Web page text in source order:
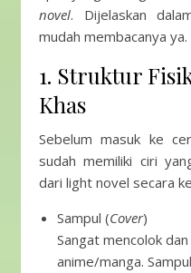
novel. Dijelaskan
mudah membacanya ya.
1. Struktur
Khas
Sebelum masuk ke
sudah memiliki ciri
dari light novel secara
Sampul (Cover)
Sangat mencolok
anime/manga.